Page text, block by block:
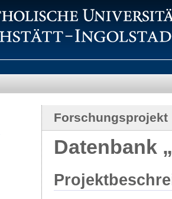
Forschungsprojekt
Datenbank